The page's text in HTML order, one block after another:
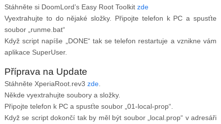
Stáhněte si DoomLord’s Easy Root Toolkit zde
Vyextrahujte to do nějaké složky. Připojte telefon k PC a spusťte
soubor „runme.bat“
Když script napíše „DONE“ tak se telefon restartuje a vznikne vám
aplikace SuperUser.
Příprava na Update
Stáhněte XperiaRoot.rev3 zde.
Někde vyextrahujte soubory a složky.
Připojte telefon k PC a spusťte soubor „01-local-prop“.
Když se script dokončí tak by měl být soubor „local.prop“ v adresáři